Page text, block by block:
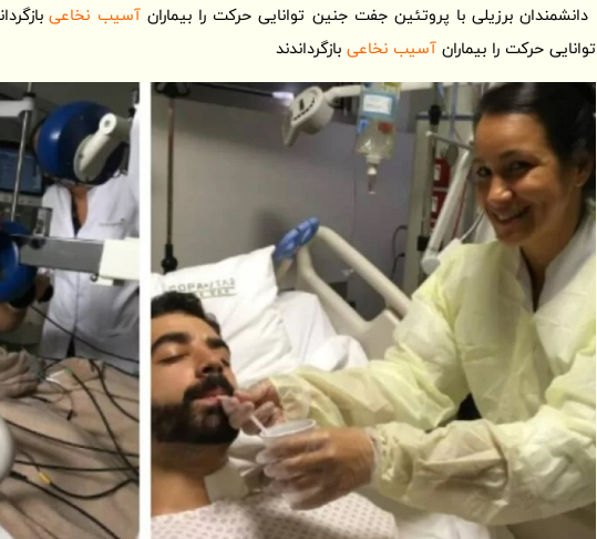
دانشمندان برزیلی با پروتئین جفت جنین توانایی حرکت را بیمارانآسیب نخاعی
توانایی حرکت را بیمارانآسیب نخاعی بازگرداندند